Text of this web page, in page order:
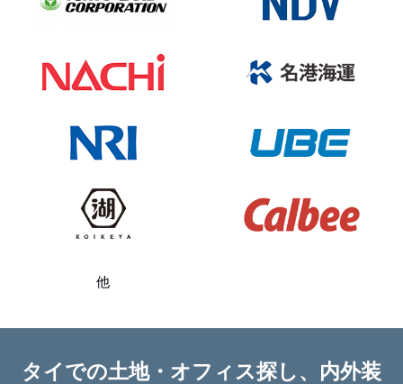
他
タイでの土地・オフィス探し、内外装